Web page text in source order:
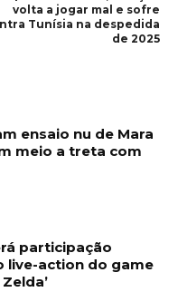
volta a jogar mal e sofre
Tunísia na despedida
de 2025
ensaio nu de Mara
meio a treta com
participação
live-action do game